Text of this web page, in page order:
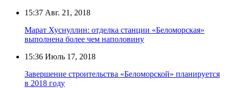
15:37 Авг. 21, 2018
Марат Хуснуллин: отделка станции «Беломорская»
выполнена более чем наполовину
15:36 Июль 17, 2018
Завершение строительства «Беломорской» планируется
в 2018 году